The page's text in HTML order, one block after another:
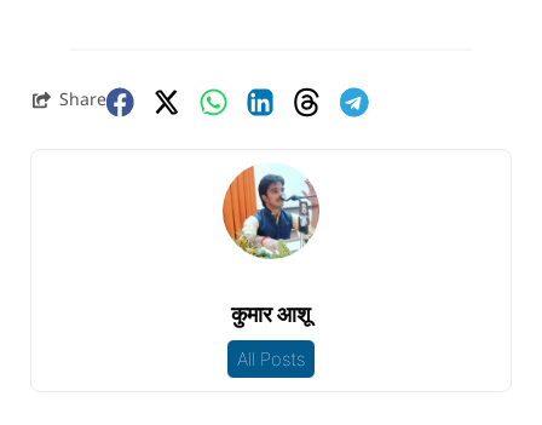
Share
कुमार आशू
All Posts